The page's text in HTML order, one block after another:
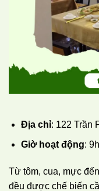
Địa chỉ: 122 Trần
Giờ hoạt động:
Từ tôm, cua, mực
đều được chế biến